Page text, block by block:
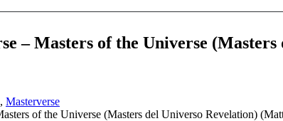
– Masters of the Universe
, Masterverse
of the Universe (Masters del Universo Revelation)